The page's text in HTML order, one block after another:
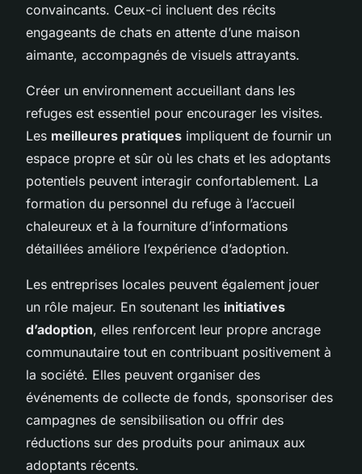
convaincants. Ceux-ci incluent des récits
engageants de chats en attente d’une maison
aimante, accompagnés de visuels attrayants.
Créer un environnement accueillant dans les
refuges est essentiel pour encourager les visites.
Les meilleures pratiques impliquent de fournir un
espace propre et sûr où les chats et les adoptants
potentiels peuvent interagir confortablement. La
formation du personnel du refuge à l’accueil
chaleureux et à la fourniture d’informations
détaillées améliore l’expérience d’adoption.
Les entreprises locales peuvent également jouer
un rôle majeur. En soutenant les initiatives
d’adoption, elles renforcent leur propre ancrage
communautaire tout en contribuant positivement à
la société. Elles peuvent organiser des
événements de collecte de fonds, sponsoriser des
campagnes de sensibilisation ou offrir des
réductions sur des produits pour animaux aux
adoptants récents.